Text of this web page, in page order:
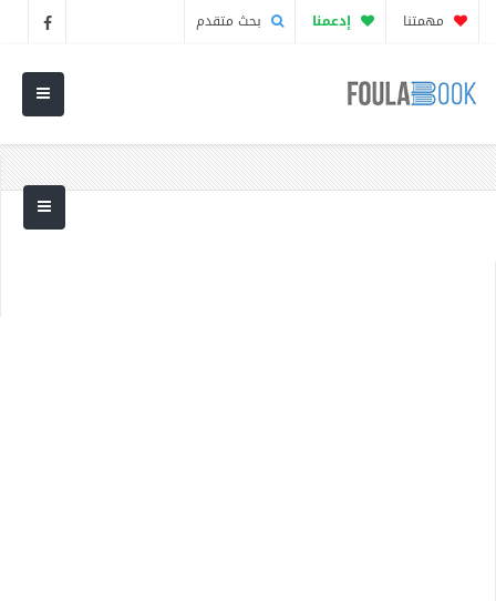
مهمتنا إدعمنا بحث متقدم